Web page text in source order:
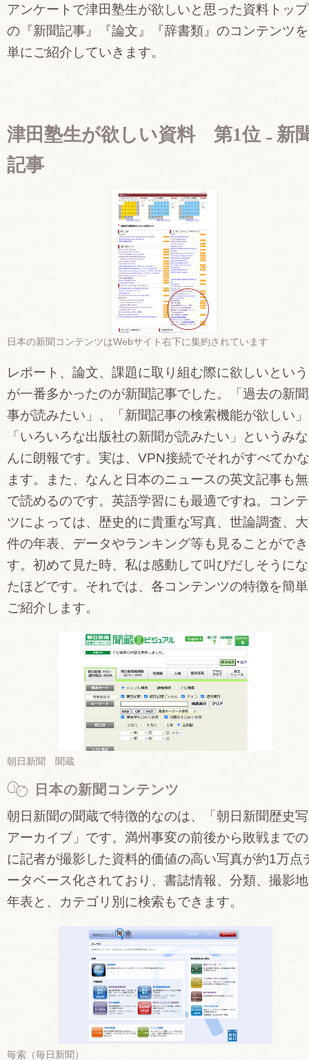
アンケートで津田塾生が欲しいと思った資料トッ
の『新聞記事』『論文』『辞書類』のコンテンツ
単にご紹介していきます。
津田塾生が欲しい資料 第1位 ₋ 新
記事
日本の新聞コンテンツはWebサイト右下に集約されています
レポート、論文、課題に取り組む際に欲しいとい
が一番多かったのが新聞記事でした。「過去の新
事が読みたい」、「新聞記事の検索機能が欲しい
「いろいろな出版社の新聞が読みたい」というみ
んに朗報です。実は、VPN接続でそれがすべてか
ます。また、なんと日本のニュースの英文記事も
で読めるのです。英語学習にも最適ですね。コン
ツによっては、歴史的に貴重な写真、世論調査、
件の年表、データやランキング等も見ることがで
す。初めて見た時、私は感動して叫びだしそうに
たほどです。それでは、各コンテンツの特徴を簡
ご紹介します。
朝日新聞 聞蔵
日本の新聞コンテンツ
朝日新聞の聞蔵で特徴的なのは、「朝日新聞歴史
アーカイブ」です。満州事変の前後から敗戦まで
に記者が撮影した資料的価値の高い写真が約1万点
ータベース化されており、書誌情報、分類、撮影
年表と、カテゴリ別に検索もできます。
毎索（毎日新聞）